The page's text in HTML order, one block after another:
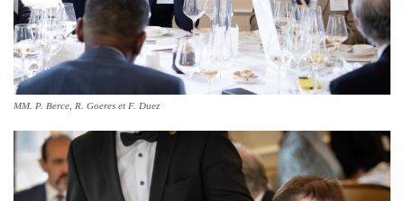
MM. P. Berce, R. Goeres et F. Duez